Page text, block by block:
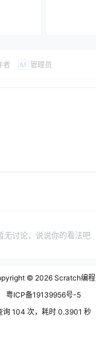
者 M 管理员
无讨论，说说你的看法吧
© 2026 Scratch编程
粤ICP备19139956号-5
询 104 次，耗时 0.3901 秒